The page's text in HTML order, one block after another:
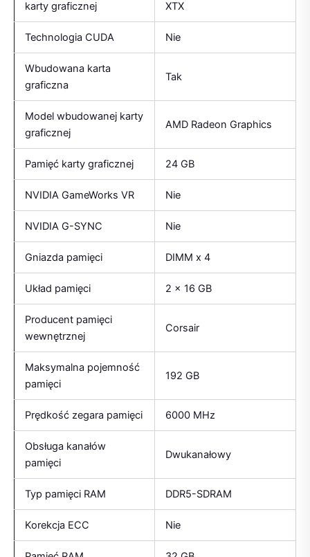
karty graficznej XTX
Technologia CUDA Nie
Wbudowana karta
graficzna
Tak
Model wbudowanej karty
graficznej
AMD Radeon Graphics
Pamięć karty graficznej 24 GB
NVIDIA GameWorks VR Nie
NVIDIA G-SYNC Nie
Gniazda pamięci DIMM x 4
Układ pamięci 2 x 16 GB
Producent pamięci
wewnętrznej
Corsair
Maksymalna pojemność
pamięci
192 GB
Prędkość zegara pamięci 6000 MHz
Obsługa kanałów
pamięci
Dwukanałowy
Typ pamięci RAM DDR5-SDRAM
Korekcja ECC Nie